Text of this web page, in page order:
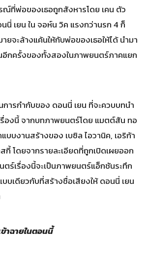
ณ์ที่พ่อของเธอถูกสังหารโดย เคน ตัว
นี่ เยน ใน จอห์น วิค แรงกว่านรก 4 ก็
ายจะล้างแค้นให้กับพ่อของเธอให้ได้ นำมา
กครั้งของทั้งสองในภาพยนตร์ภาคแยก
การกำกับของ ดอนนี่ เยน ที่จะควบบทนำ
องนี้ จากบทภาพยนตร์โดย แมตต์สัน ทอ
บบงานสร้างของ เบซิล ไอวานิค, เอริก้า
กี้ โดยจากรายละเอียดที่ถูกเปิดเผยออก
ร์เรื่องนี้จะเป็นภาพยนตร์แอ็กชันระทึก
เดียวกับที่สร้างชื่อเสียงให้ ดอนนี่ เยน
าฉายในตอนนี้